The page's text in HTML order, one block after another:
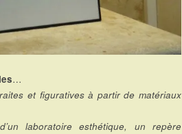
…
et figuratives à partir de matériaux
laboratoire esthétique, un repère